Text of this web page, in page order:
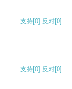
支持[0] 反对[0]
支持[0] 反对[0]